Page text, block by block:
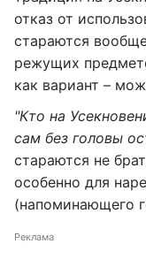
отказ от
стараются
режущих
как вариант –
"Кто на
сам без головы
стараются не
особенно для
(напоминающего
Реклама